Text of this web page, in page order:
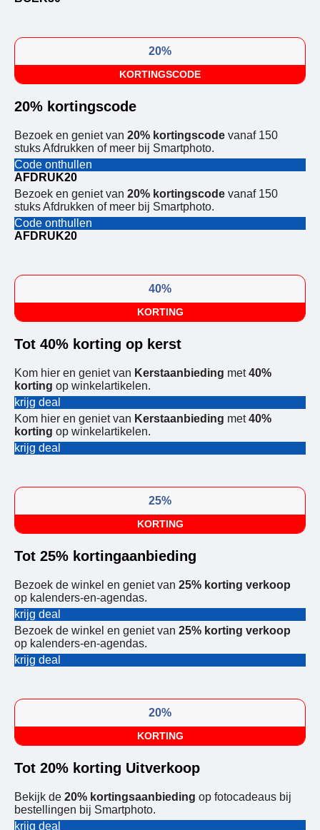
20%
KORTINGSCODE
20% kortingscode
Bezoek en geniet van 20% kortingscode vanaf 150
stuks Afdrukken of meer bij Smartphoto.
Code onthullen
AFDRUK20
Bezoek en geniet van 20% kortingscode vanaf 150
stuks Afdrukken of meer bij Smartphoto.
Code onthullen
AFDRUK20
40%
KORTING
Tot 40% korting op kerst
Kom hier en geniet van Kerstaanbieding met40%
korting op winkelartikelen.
krijg deal
Kom hier en geniet van Kerstaanbieding met40%
korting op winkelartikelen.
krijg deal
25%
KORTING
Tot 25% kortingaanbieding
Bezoek de winkel en geniet van 25% korting verkoop
op kalenders-en-agendas.
krijg deal
Bezoek de winkel en geniet van 25% korting verkoop
op kalenders-en-agendas.
krijg deal
20%
KORTING
Tot 20% korting Uitverkoop
Bekijk de 20% kortingsaanbieding op fotocadeaus bij
bestellingen bij Smartphoto.
krijg deal